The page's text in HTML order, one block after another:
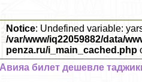
Notice: Undefined variable:
/var/www/iq22059882/data/
penza.ru/i_main_cached.php
Авияа билет дешевле